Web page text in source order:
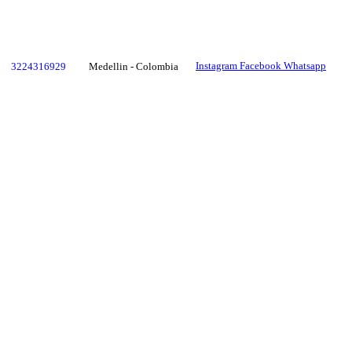
3224316929 Medellin - Colombia Instagram Facebook Whatsapp